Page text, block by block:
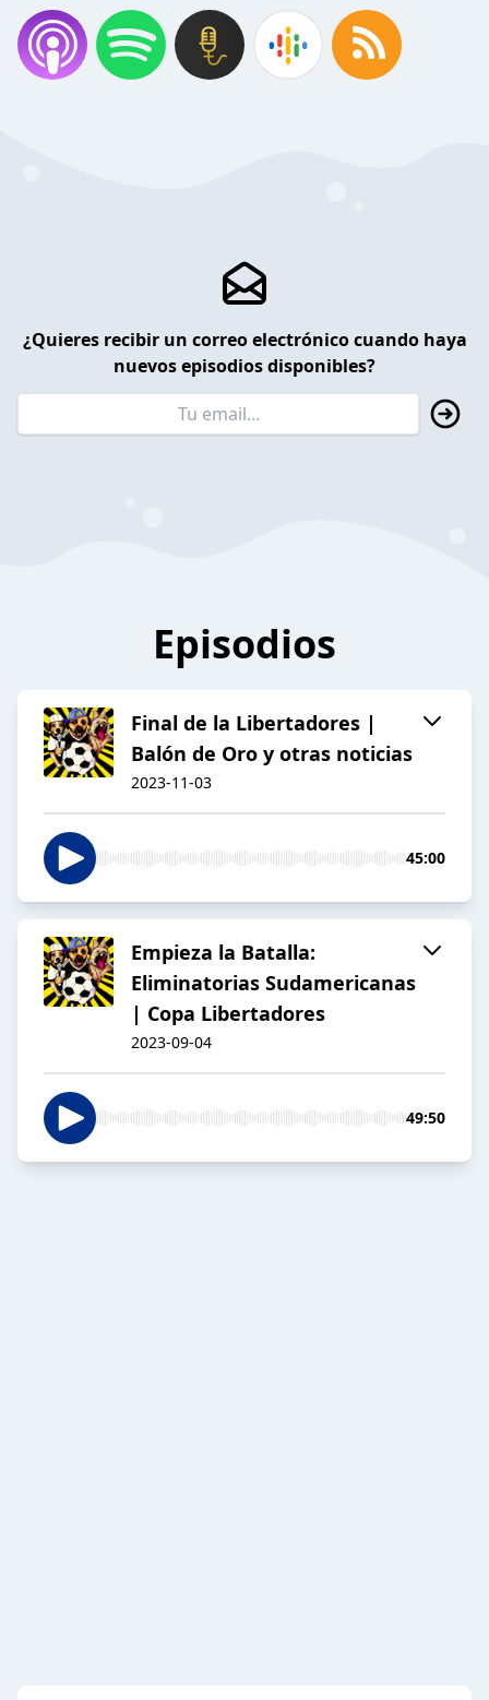
¿Quieres recibir un correo electrónico cuando haya
nuevos episodios disponibles?
Episodios
Final de la Libertadores |
Balón de Oro y otras noticias
2023-11-03
45:00
Empieza la Batalla:
Eliminatorias Sudamericanas
| Copa Libertadores
2023-09-04
49:50